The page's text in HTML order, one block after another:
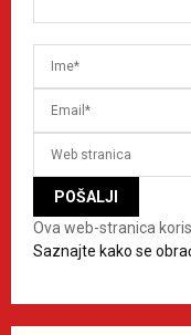
Ova web-stranica
Saznajte kako se